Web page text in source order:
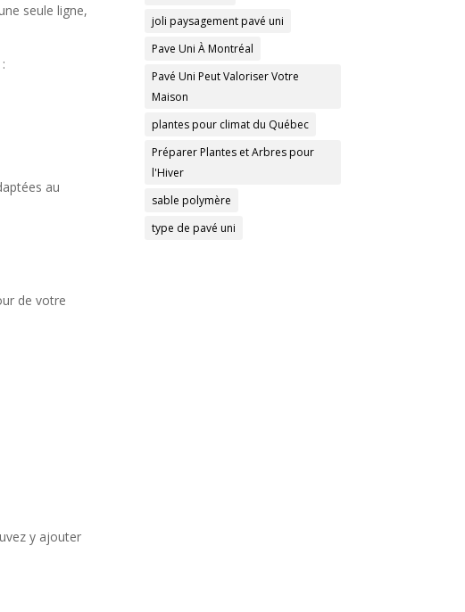
seule ligne,
au
de votre
y ajouter
joli paysagement pavé uni
Pave Uni À Montréal
Pavé Uni Peut Valoriser Votre
Maison
plantes pour climat du Québec
Préparer Plantes et Arbres pour
l'Hiver
sable polymère
type de pavé uni